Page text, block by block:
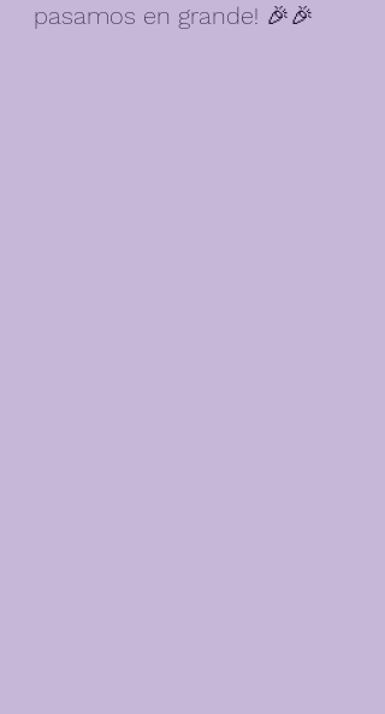
pasamos en grande! 🎉🎉